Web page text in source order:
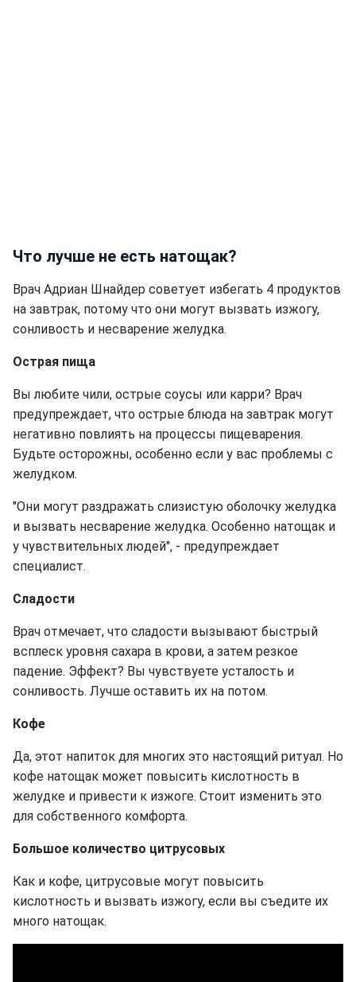
Что лучше не есть натощак?
Врач Адриан Шнайдер советует избегать 4 продуктов
на завтрак, потому что они могут вызвать изжогу,
сонливость и несварение желудка.
Острая пища
Вы любите чили, острые соусы или карри? Врач
предупреждает, что острые блюда на завтрак могут
негативно повлиять на процессы пищеварения.
Будьте осторожны, особенно если у вас проблемы с
желудком.
"Они могут раздражать слизистую оболочку желудка
и вызвать несварение желудка. Особенно натощак и
у чувствительных людей", - предупреждает
специалист.
Сладости
Врач отмечает, что сладости вызывают быстрый
всплеск уровня сахара в крови, а затем резкое
падение. Эффект? Вы чувствуете усталость и
сонливость. Лучше оставить их на потом.
Кофе
Да, этот напиток для многих это настоящий ритуал. Но
кофе натощак может повысить кислотность в
желудке и привести к изжоге. Стоит изменить это
для собственного комфорта.
Большое количество цитрусовых
Как и кофе, цитрусовые могут повысить
кислотность и вызвать изжогу, если вы съедите их
много натощак.